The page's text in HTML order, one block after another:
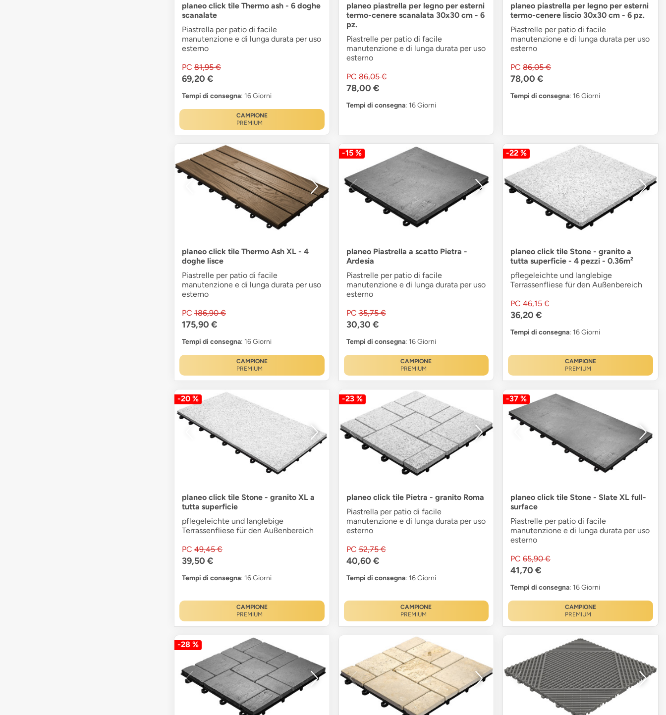
planeo click tile Thermo ash - 6 doghe
scanalate
Piastrella per patio di facile
manutenzione e di lunga durata per uso
esterno
PC 81,95 €
69,20 €
Tempi di consegna: 16 Giorni
CAMPIONE
PREMIUM
planeo piastrella per legno per esterni
termo-cenere scanalata 30x30 cm - 6
pz.
Piastrelle per patio di facile
manutenzione e di lunga durata per uso
esterno
PC 86,05 €
78,00 €
Tempi di consegna: 16 Giorni
planeo piastrella per legno per esterni
termo-cenere liscio 30x30 cm - 6 pz.
Piastrelle per patio di facile
manutenzione e di lunga durata per uso
esterno
PC 86,05 €
78,00 €
Tempi di consegna: 16 Giorni
planeo click tile Thermo Ash XL - 4
doghe lisce
Piastrelle per patio di facile
manutenzione e di lunga durata per uso
esterno
PC 186,90 €
175,90 €
Tempi di consegna: 16 Giorni
CAMPIONE
PREMIUM
-15 %
planeo Piastrella a scatto Pietra -
Ardesia
Piastrelle per patio di facile
manutenzione e di lunga durata per uso
esterno
PC 35,75 €
30,30 €
Tempi di consegna: 16 Giorni
CAMPIONE
PREMIUM
-22 %
planeo click tile Stone - granito a
tutta superficie - 4 pezzi - 0.36m²
pflegeleichte und langlebige
Terrassenfliese für den Außenbereich
PC 46,15 €
36,20 €
Tempi di consegna: 16 Giorni
CAMPIONE
PREMIUM
-20 %
planeo click tile Stone - granito XL a
tutta superficie
pflegeleichte und langlebige
Terrassenfliese für den Außenbereich
PC 49,45 €
39,50 €
Tempi di consegna: 16 Giorni
CAMPIONE
PREMIUM
-23 %
planeo click tile Pietra - granito Roma
Piastrella per patio di facile
manutenzione e di lunga durata per uso
esterno
PC 52,75 €
40,60 €
Tempi di consegna: 16 Giorni
CAMPIONE
PREMIUM
-37 %
planeo click tile Stone - Slate XL full-
surface
Piastrelle per patio di facile
manutenzione e di lunga durata per uso
esterno
PC 65,90 €
41,70 €
Tempi di consegna: 16 Giorni
CAMPIONE
PREMIUM
-28 %